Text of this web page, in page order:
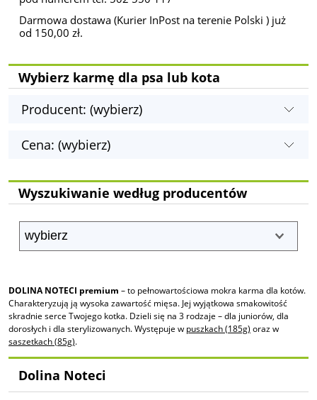
Darmowa dostawa (Kurier InPost na terenie Polski ) już
od 150,00 zł.
Wybierz karmę dla psa lub kota
Producent: (wybierz)
Cena: (wybierz)
Wyszukiwanie według producentów
DOLINA NOTECI premium – to pełnowartościowa mokra karma dla kotów.
Charakteryzują ją wysoka zawartość mięsa. Jej wyjątkowa smakowitość
skradnie serce Twojego kotka. Dzieli się na 3 rodzaje – dla juniorów, dla
dorosłych i dla sterylizowanych. Występuje w puszkach (185g) oraz w
saszetkach (85g).
Dolina Noteci